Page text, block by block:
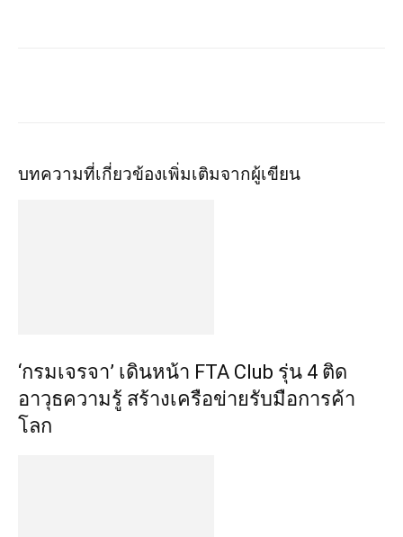
บทความที่เกี่ยวข้องเพิ่มเติมจากผู้เขียน
‘กรมเจรจา’ เดินหน้า FTA Club รุ่น 4 ติด
อาวุธความรู้ สร้างเครือข่ายรับมือการค้า
โลก